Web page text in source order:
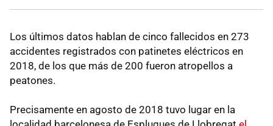
Los últimos datos hablan de cinco fallecidos en 273
accidentes registrados con patinetes eléctricos en
2018, de los que más de 200 fueron atropellos a
peatones.
Precisamente en agosto de 2018 tuvo lugar en la